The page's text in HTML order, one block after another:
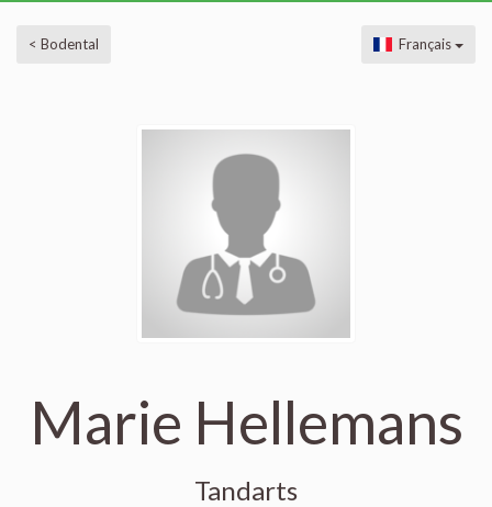
< Bodental Français
Marie Hellemans
Tandarts